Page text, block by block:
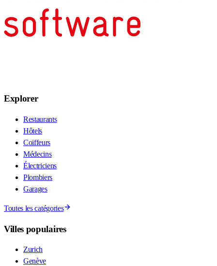
Explorer
Restaurants
Hôtels
Coiffeurs
Médecins
Électriciens
Plombiers
Garages
Toutes les catégories
Villes populaires
Zurich
Genève